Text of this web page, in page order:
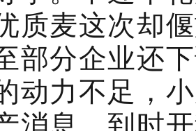
质麦这次却
部分企业还
动力不足，